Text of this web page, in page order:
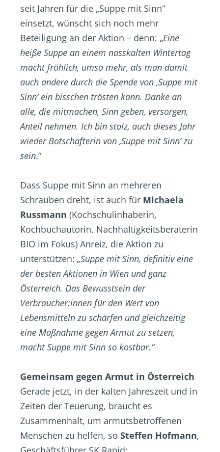
seit Jahren für die „Suppe mit Sinn“
einsetzt, wünscht sich noch mehr
Beteiligung an der Aktion – denn: „Eine
heiße Suppe an einem nasskalten Wintertag
macht fröhlich, umso mehr, als man damit
auch andere durch die Spende von ,Suppe mit
Sinn‘ ein bisschen trösten kann. Danke an
alle, die mitmachen, Sinn geben, versorgen,
Anteil nehmen. Ich bin stolz, auch dieses Jahr
wieder Botschafterin von ,Suppe mit Sinn‘ zu
sein.“
Dass Suppe mit Sinn an mehreren
Schrauben dreht, ist auch für Michaela
Russmann (Kochschulinhaberin,
Kochbuchautorin, Nachhaltigkeitsberaterin
BIO im Fokus) Anreiz, die Aktion zu
unterstützen: „Suppe mit Sinn, definitiv eine
der besten Aktionen in Wien und ganz
Österreich. Das Bewusstsein der
Verbraucher:innen für den Wert von
Lebensmitteln zu schärfen und gleichzeitig
eine Maßnahme gegen Armut zu setzen,
macht Suppe mit Sinn so kostbar.“
Gemeinsam gegen Armut in Österreich
Gerade jetzt, in der kalten Jahreszeit und in
Zeiten der Teuerung, braucht es
Zusammenhalt, um armutsbetroffenen
Menschen zu helfen, so Steffen Hofmann,